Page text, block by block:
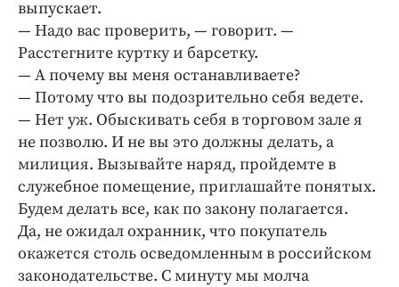
выпускает.
— Надо вас проверить, — говорит. —
Расстегните куртку и барсетку.
— А почему вы меня останавливаете?
— Потому что вы подозрительно себя ведете.
— Нет уж. Обыскивать себя в торговом зале я
не позволю. И не вы это должны делать, а
милиция. Вызывайте наряд, пройдемте в
служебное помещение, приглашайте понятых.
Будем делать все, как по закону полагается.
Да, не ожидал охранник, что покупатель
окажется столь осведомленным в российском
законодательстве. С минуту мы молча